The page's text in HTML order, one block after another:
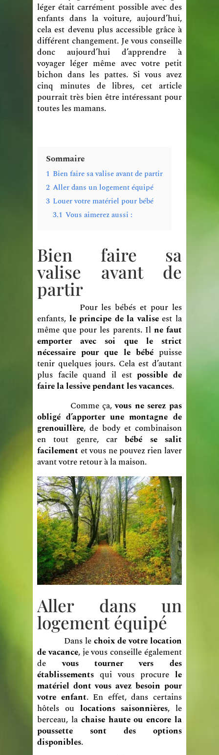
léger était carrément possible avec des
enfants dans la voiture, aujourd’hui,
cela est devenu plus accessible grâce à
différent changement. Je vous conseille
donc aujourd’hui d’apprendre à
voyager léger même avec votre petit
bichon dans les pattes. Si vous avez
cinq minutes de libres, cet article
pourrait très bien être intéressant pour
toutes les mamans.
Sommaire
1 Bien faire sa valise avant de partir
2 Aller dans un logement équipé
3 Louer votre matériel pour bébé
3.1 Vous aimerez aussi :
Bien faire sa
valise avant de
partir
Pour les bébés et pour les
enfants, le principe de la valiseest la
même que pour les parents. Il ne faut
emporter avec soi que le strict
nécessaire pour que le bébépuisse
tenir quelques jours. Cela est d’autant
plus facile quand il estpossible de
faire la lessive pendant les vacances.
Comme ça,vous ne serez pas
obligé d’apporter une montagne de
grenouillère, de body et combinaison
en tout genre, carbébé se salit
facilementet vous ne pouvez rien laver
avant votre retour à la maison.
Aller dans un
logement équipé
Dans lechoix de votre location
de vacance, je vous conseille également
devous tourner vers des
établissements qui vous procure le
matériel dont vous avez besoin pour
votre enfant. En effet, dans certains
hôtels ou locations saisonnières, le
berceau, lachaise haute ou encore la
poussette sont des options
disponibles.